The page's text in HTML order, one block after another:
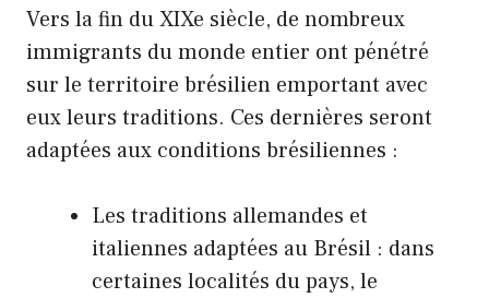
Vers la fin du XIXe siècle, de nombreux
immigrants du monde entier ont pénétré
sur le territoire brésilien emportant avec
eux leurs traditions. Ces dernières seront
adaptées aux conditions brésiliennes :
Les traditions allemandes et
italiennes adaptées au Brésil : dans
certaines localités du pays, le